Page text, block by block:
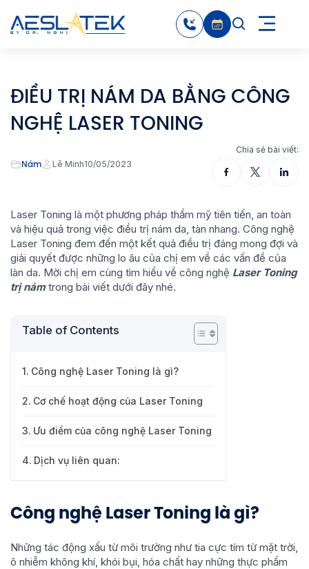
ĐIỀU TRỊ NÁM DA BẰNG CÔNG
NGHỆ LASER TONING
Nám Lê Minh10/05/2023
Chia sẻ bài viết:
Laser Toning là một phương pháp thẩm mỹ tiên tiến, an toàn
và hiệu quả trong việc điều trị nám da, tàn nhang. Công nghệ
Laser Toning đem đến một kết quả điều trị đáng mong đợi và
giải quyết được những lo âu của chị em về các vấn đề của
làn da. Mời chị em cùng tìm hiểu về công nghệ Laser Toning
trị námtrong bài viết dưới đây nhé.
Table of Contents
Công nghệ Laser Toning là gì?
Cơ chế hoạt động của Laser Toning
Ưu điểm của công nghệ Laser Toning
Dịch vụ liên quan:
Công nghệ Laser Toning là gì?
Những tác động xấu từ môi trường như tia cực tím từ mặt trời,
ô nhiễm không khí, khói bụi, hóa chất hay những thực phẩm